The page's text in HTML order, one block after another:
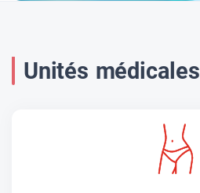
Unités médicales